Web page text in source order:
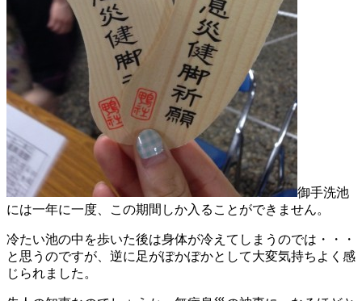
御手洗池
には一年に一度、この期間しか入ることができません。
冷たい池の中を歩いた後は身体が冷えてしまうのでは・・・
と思うのですが、逆に足がぽかぽかとして大変気持ちよく感
じられました。